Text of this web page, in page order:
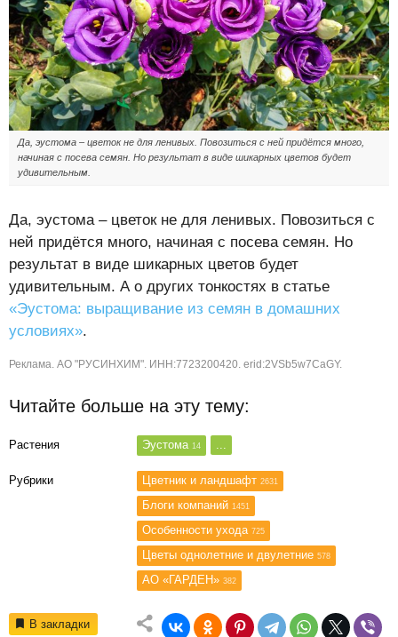
Да, эустома – цветок не для ленивых. Повозиться с ней придётся много,
начиная с посева семян. Но результат в виде шикарных цветов будет
удивительным.
Да, эустома – цветок не для ленивых. Повозиться с
ней придётся много, начиная с посева семян. Но
результат в виде шикарных цветов будет
удивительным. А о других тонкостях в статье
«Эустома: выращивание из семян в домашних
условиях».
Реклама. АО "РУСИНХИМ". ИНН:7723200420. erid:2VSb5w7CaGY.
Читайте больше на эту тему:
Растения Эустома 14
Рубрики Цветник и ландшафт 2631
Блоги компаний 1451
Особенности ухода 725
Цветы однолетние и двулетние 578
АО «ГАРДЕН» 382
В закладки